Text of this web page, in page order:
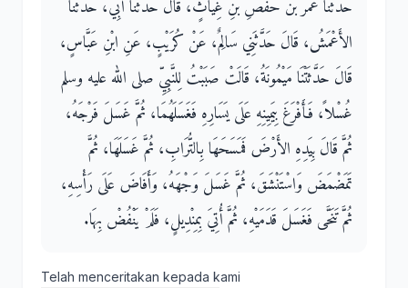
حَدَّثَنَا عُمَرُ بْنُ حَفْصِ بْنِ غِيَاثٍ، قَالَ حَدَّثَنَا أَبِي، حَدَّثَنَا
الأَعْمَشُ، قَالَ حَدَّثَنِي سَالِمٌ، عَنْ كُرَيْبٍ، عَنِ ابْنِ عَبَّاسٍ،
قَالَ حَدَّثَتْنَا مَيْمُونَةُ، قَالَتْ صَبَبْتُ لِلنَّبِيِّ صلى الله عليه وسلم
غُسْلاً، فَأَفْرَغَ بِيَمِينِهِ عَلَى يَسَارِهِ فَغَسَلَهُمَا، ثُمَّ غَسَلَ فَرْجَهُ،
ثُمَّ قَالَ بِيَدِهِ الأَرْضَ فَمَسَحَهَا بِالتُّرَابِ، ثُمَّ غَسَلَهَا، ثُمَّ
تَمَضْمَضَ وَاسْتَنْشَقَ، ثُمَّ غَسَلَ وَجْهَهُ، وَأَفَاضَ عَلَى رَأْسِهِ،
ثُمَّ تَنَحَّى فَغَسَلَ قَدَمَيْهِ، ثُمَّ أُتِيَ بِمِنْدِيلٍ، فَلَمْ يَنْفُضْ بِهَا‏.‏
Telah menceritakan kepada kami